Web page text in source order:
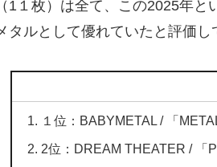
1１枚）は全て、この2025年
タルとして優れていたと評価し
１位：BABYMETAL / 「
2位：DREAM THEATER / 「